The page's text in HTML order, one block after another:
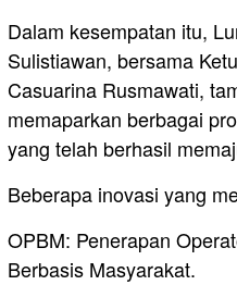
Dalam kesempatan itu,
Sulistiawan, bersama
Casuarina Rusmawati,
memaparkan berbagai
yang telah berhasil
Beberapa inovasi yang
OPBM: Penerapan
Berbasis Masyarakat.